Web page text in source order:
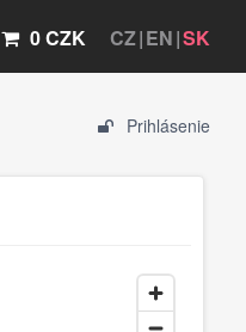
CZ EN SK
0 CZK
Prihlásenie